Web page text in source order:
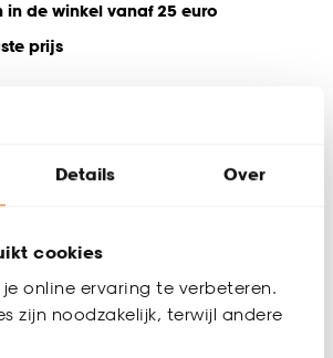
Details Over
cookies
online ervaring te verbeteren.
zijn noodzakelijk, terwijl andere
in de winkel vanaf 25 euro
prijs
De inhoud van 4,5 kg is genoeg
Geen voorbereiding vereist. Direct op